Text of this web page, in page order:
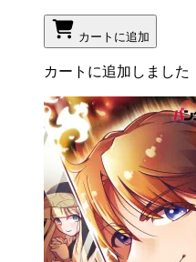
カートに追加
カートに追加しました